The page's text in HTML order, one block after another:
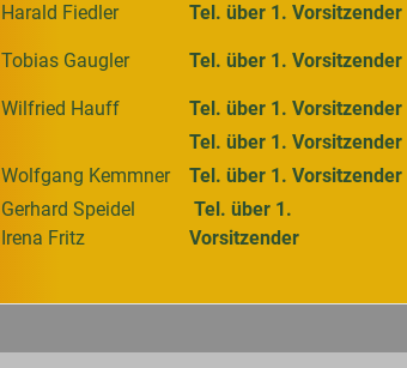
Harald Fiedler Tel. über 1. Vorsitzender
Tobias Gaugler Tel. über 1. Vorsitzender
Wilfried Hauff Tel. über 1. Vorsitzender
Tel. über 1. Vorsitzender
Wolfgang Kemmner Tel. über 1. Vorsitzender
Gerhard Speidel
Irena Fritz
Tel. über 1.
Vorsitzender